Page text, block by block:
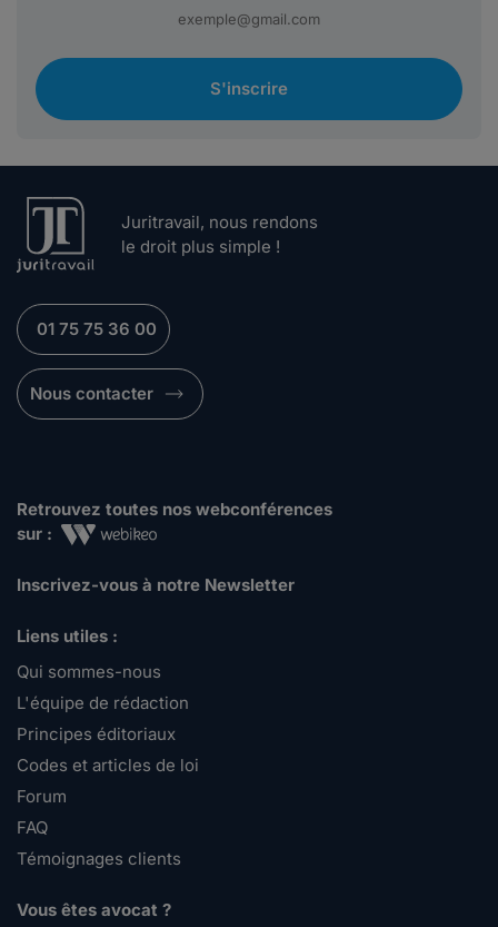
S'inscrire
Juritravail, nous rendons
le droit plus simple !
01 75 75 36 00
Nous contacter
Retrouvez toutes nos webconférences
sur :
Inscrivez-vous à notre Newsletter
Liens utiles :
Qui sommes-nous
L'équipe de rédaction
Principes éditoriaux
Codes et articles de loi
Forum
FAQ
Témoignages clients
Vous êtes avocat ?